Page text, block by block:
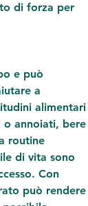
di forza per
e può
a
alimentari
o annoiati, bere
routine
di vita sono
Con
può rendere